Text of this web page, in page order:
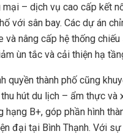
mại – dịch vụ cao cấp kết
với sân bay. Các dự án
và nâng cấp hệ thống
ùn tắc và cải thiện hạ
quyền thành phố cũng
hút du lịch – ẩm thực và
hạng B+, góp phần hình
đại tại Bình Thạnh. Với